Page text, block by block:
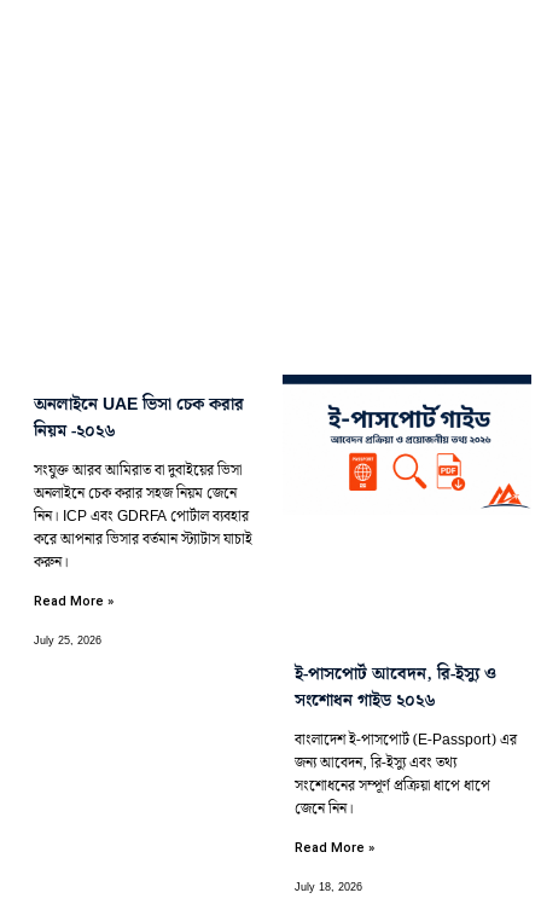
অনলাইনে UAE ভিসা চেক করার
নিয়ম -২০২৬
সংযুক্ত আরব আমিরাত বা দুবাইয়ের ভিসা
অনলাইনে চেক করার সহজ নিয়ম জেনে
নিন। ICP এবং GDRFA পোর্টাল ব্যবহার
করে আপনার ভিসার বর্তমান স্ট্যাটাস যাচাই
করুন।
Read More »
July 25, 2026
ই-পাসপোর্ট আবেদন, রি-ইস্যু ও
সংশোধন গাইড ২০২৬
বাংলাদেশ ই-পাসপোর্ট (E-Passport) এর
জন্য আবেদন, রি-ইস্যু এবং তথ্য
সংশোধনের সম্পূর্ণ প্রক্রিয়া ধাপে ধাপে
জেনে নিন।
Read More »
July 18, 2026